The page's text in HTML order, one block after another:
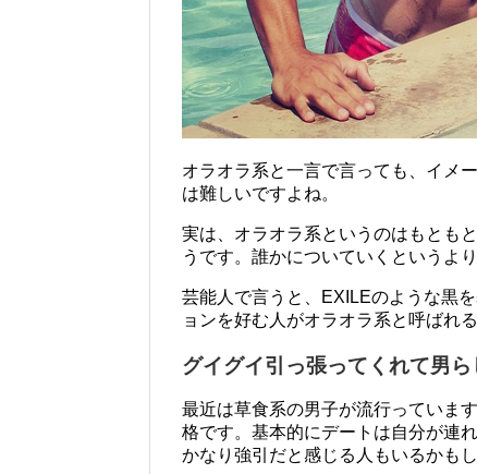
オラオラ系と一言で言っても、イメ
は難しいですよね。
実は、オラオラ系というのはもとも
うです。誰かについていくというよ
芸能人で言うと、EXILEのような黒
ョンを好む人がオラオラ系と呼ばれる
グイグイ引っ張ってくれて男ら
最近は草食系の男子が流行っていま
格です。基本的にデートは自分が連
かなり強引だと感じる人もいるかもし